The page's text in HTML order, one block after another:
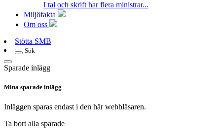
I tal och skrift har flera ministrar...
Miljöfakta
Om oss
Stötta SMB
Sök
Sparade inlägg
Mina sparade inlägg
Inläggen sparas endast i den här webbläsaren.
Ta bort alla sparade